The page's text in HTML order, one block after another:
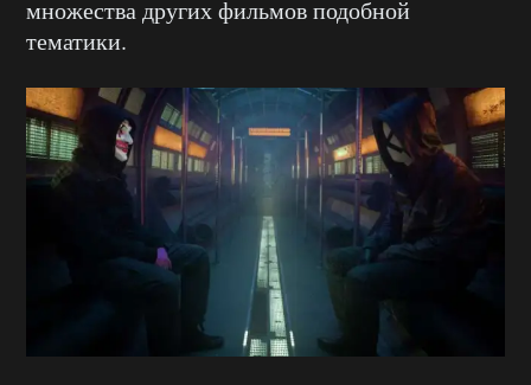
множества других фильмов подобной
тематики.